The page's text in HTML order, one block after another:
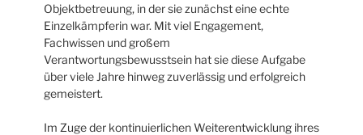
Objektbetreuung, in der sie zunächst eine echte
Einzelkämpferin war. Mit viel Engagement,
Fachwissen und großem
Verantwortungsbewusstsein hat sie diese Aufgabe
über viele Jahre hinweg zuverlässig und erfolgreich
gemeistert.
Im Zuge der kontinuierlichen Weiterentwicklung ihres